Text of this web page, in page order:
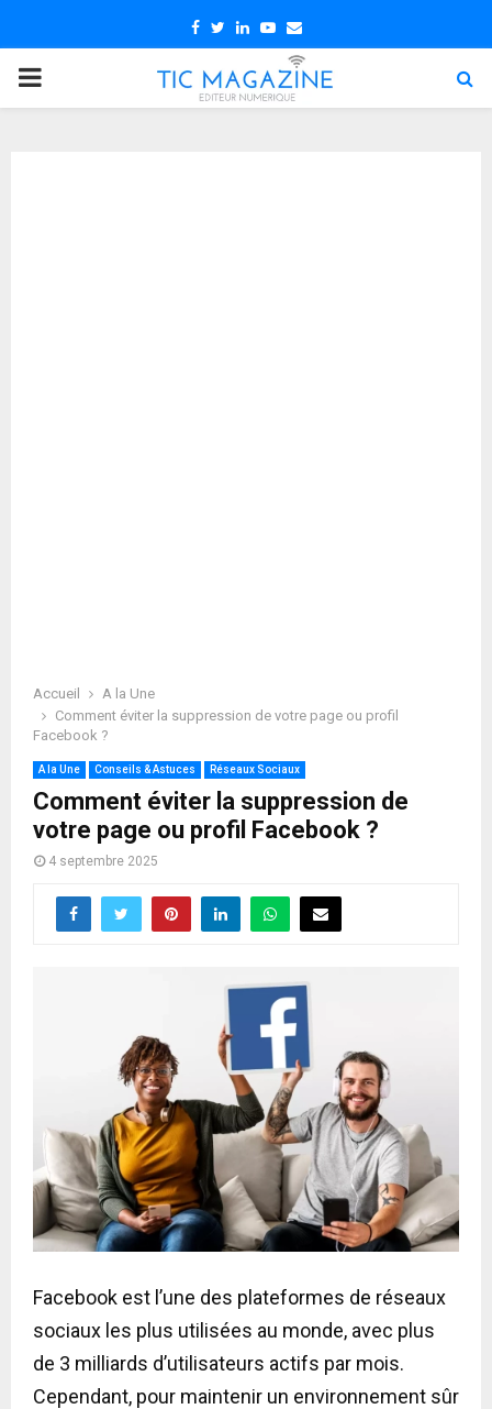
Facebook
TwitterLinkedin
Youtube
Email
PRIMARY
Accueil
A la Une
Comment éviter la suppression de votre page ou profil
Facebook ?
A la Une Conseils & Astuces Réseaux Sociaux
Comment éviter la suppression de
votre page ou profil Facebook ?
4 septembre 2025
Facebook est l’une des plateformes de réseaux
sociaux les plus utilisées au monde, avec plus
de 3 milliards d’utilisateurs actifs par mois.
Cependant, pour maintenir un environnement sûr